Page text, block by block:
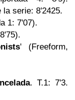
la serie: 8'2425.
1: 7'07).
' (Freeform,
. T.1: 7'3.